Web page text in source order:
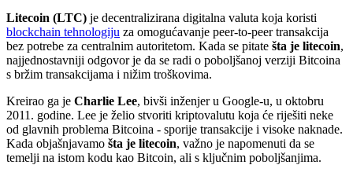
Litecoin (LTC) je decentralizirana digitalna valuta koja koristi
blockchain tehnologiju za omogućavanje peer-to-peer transakcija
bez potrebe za centralnim autoritetom. Kada se pitate šta je litecoin,
najjednostavniji odgovor je da se radi o poboljšanoj verziji Bitcoina
s bržim transakcijama i nižim troškovima.
Kreirao ga je Charlie Lee, bivši inženjer u Google-u, u oktobru
2011. godine. Lee je želio stvoriti kriptovalutu koja će riješiti neke
od glavnih problema Bitcoina - sporije transakcije i visoke naknade.
Kada objašnjavamo šta je litecoin, važno je napomenuti da se
temelji na istom kodu kao Bitcoin, ali s ključnim poboljšanjima.